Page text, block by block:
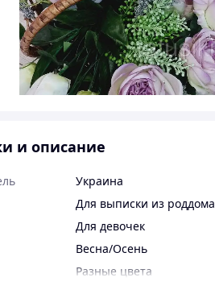
и описание
Украина
Для выписки из роддома
Для девочек
Весна/Осень
Разные цвета